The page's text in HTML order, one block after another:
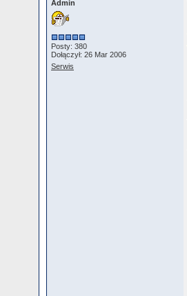
Admin
Posty: 380
Dołączył: 26 Mar 2006
Serwis